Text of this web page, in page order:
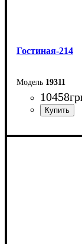
Гостиная-214
19311
10458
Ширина: 195 см